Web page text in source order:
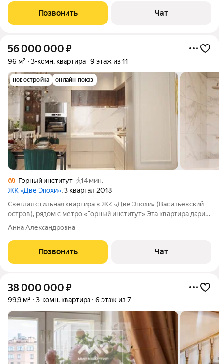
Семёновский сквер в 3,
Позвонить Чат
56 000 000 ₽
96 м² 3-комн. квартира 9 этаж из 11
новостройка онлайн показ
Горный институт
14 мин.
ЖК «Две Эпохи», 3 квартал 2018
Светлая стильная квартира в ЖК «Две Эпохи» (Васильевский
остров), рядом с метро «Горный институт» Эта квартира дарит
свет круглый год. Утром солнце начинает свой день в
комнатах с 9 утра, а если вы на лоджии - первый свет можно
встретить уже с 4
Анна Александровна
Позвонить Чат
38 000 000 ₽
99,9 м² 3-комн. квартира 6 этаж из 7